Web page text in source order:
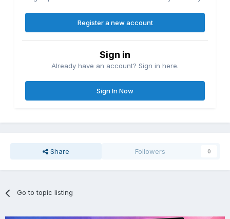
Register a new account
Sign in
Already have an account? Sign in here.
Sign In Now
Share Followers 0
Go to topic listing